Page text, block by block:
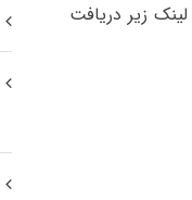
۱۴۰۳-۱۴۰۴ را می توانید از لینک زیر دریافت